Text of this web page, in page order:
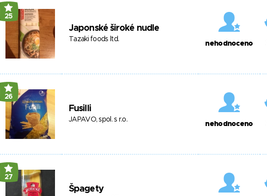
25
Japonské široké nudle
Tazaki foods ltd.
nehodnoceno
26
Fusilli
JAPAVO, spol. s r.o.
nehodnoceno
27
Špagety